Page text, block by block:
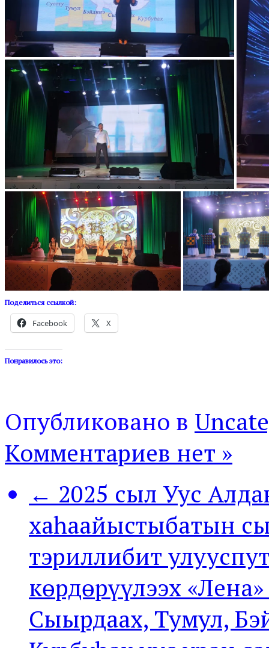
Поделиться ссылкой:
Facebook X
Понравилось это:
Опубликовано в
Комментариев нет »
← 2025 сыл Уус
хаһаайыстыбатын
тэриллибит
көрдөрүүлээх
Сыырдаах, Тумул,